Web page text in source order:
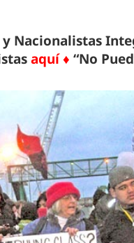
Nacionalistas
aquí ♦ “No